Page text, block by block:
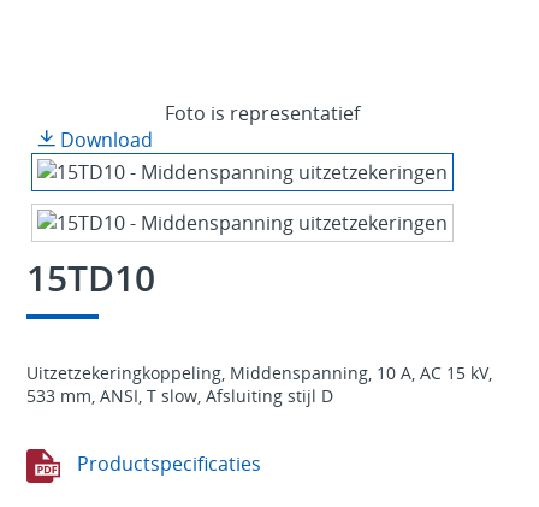
Foto is representatief
Download
15TD10
Uitzetzekeringkoppeling, Middenspanning, 10 A, AC 15 kV,
533 mm, ANSI, T slow, Afsluiting stijl D
Productspecificaties